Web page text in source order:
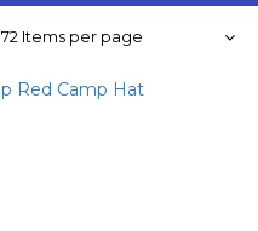
72 Items per page